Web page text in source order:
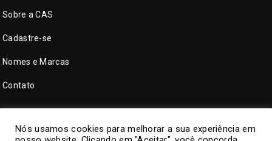
Sobre a CAS
Cadastre-se
Nomes e Marcas
Contato
Nós usamos cookies para melhorar a sua experiência em